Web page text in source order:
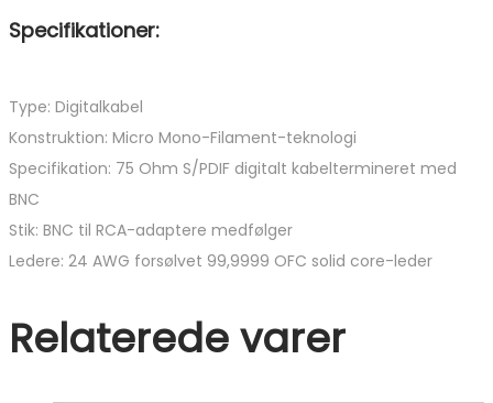
Specifikationer:
Type: Digitalkabel
Konstruktion: Micro Mono-Filament-teknologi
Specifikation: 75 Ohm S/PDIF digitalt kabeltermineret med
BNC
Stik: BNC til RCA-adaptere medfølger
Ledere: 24 AWG forsølvet 99,9999 OFC solid core-leder
Relaterede varer